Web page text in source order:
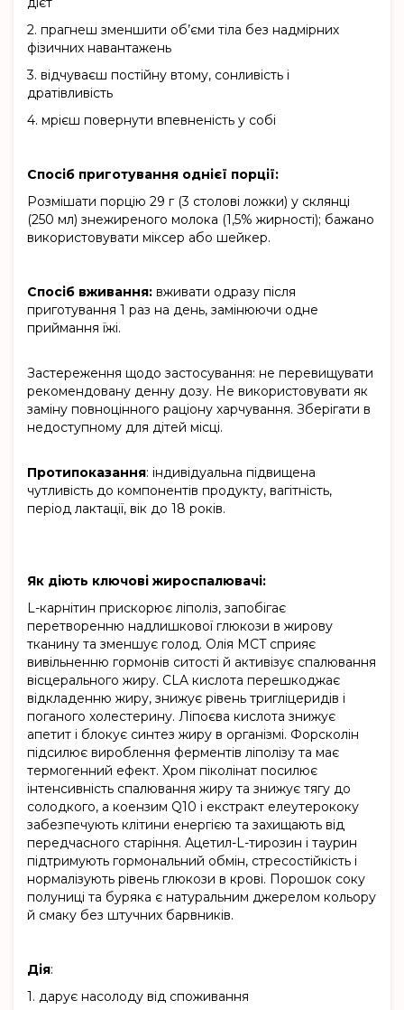
2. прагнеш зменшити об’єми тіла без надмірних
фізичних навантажень
3. відчуваєш постійну втому, сонливість і
дратівливість
4. мрієш повернути впевненість у собі
Спосіб приготування однієї порції:
Розмішати порцію 29 г (3 столові ложки) у склянці
(250 мл) знежиреного молока (1,5% жирності); бажано
використовувати міксер або шейкер.
Спосіб вживання: вживати одразу після
приготування 1 раз на день, замінюючи одне
приймання їжі.
Застереження щодо застосування: не перевищувати
рекомендовану денну дозу. Не використовувати як
заміну повноцінного раціону харчування. Зберігати в
недоступному для дітей місці.
Протипоказання: індивідуальна підвищена
чутливість до компонентів продукту, вагітність,
період лактації, вік до 18 років.
Як діють ключові жироспалювачі:
L-карнітин прискорює ліполіз, запобігає
перетворенню надлишкової глюкози в жирову
тканину та зменшує голод. Олія MCT сприяє
вивільненню гормонів ситості й активізує спалювання
вісцерального жиру. CLA кислота перешкоджає
відкладенню жиру, знижує рівень тригліцеридів і
поганого холестерину. Ліпоєва кислота знижує
апетит і блокує синтез жиру в організмі. Форсколін
підсилює вироблення ферментів ліполізу та має
термогенний ефект. Хром піколінат посилює
інтенсивність спалювання жиру та знижує тягу до
солодкого, а коензим Q10 і екстракт елеутерококу
забезпечують клітини енергією та захищають від
передчасного старіння. Ацетил-L-тирозин і таурин
підтримують гормональний обмін, стресостійкість і
нормалізують рівень глюкози в крові. Порошок соку
полуниці та буряка є натуральним джерелом кольору
й смаку без штучних барвників.
Дія:
1. дарує насолоду від споживання